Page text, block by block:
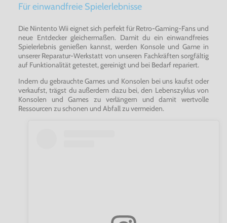
Für einwandfreie Spielerlebnisse
Die Nintento Wii eignet sich perfekt für Retro-Gaming-Fans und
neue Entdecker gleichermaßen. Damit du ein einwandfreies
Spielerlebnis genießen kannst, werden Konsole und Game in
unserer Reparatur-Werkstatt von unseren Fachkräften sorgfältig
auf Funktionalität getestet, gereinigt und bei Bedarf repariert.
Indem du gebrauchte Games und Konsolen bei uns kaufst oder
verkaufst, trägst du außerdem dazu bei, den Lebenszyklus von
Konsolen und Games zu verlängern und damit wertvolle
Ressourcen zu schonen und Abfall zu vermeiden.